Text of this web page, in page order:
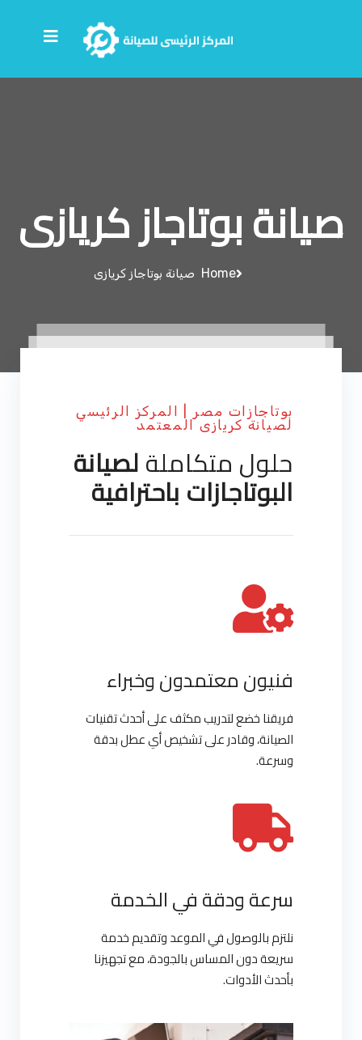
صيانة بوتاجاز كريازى
Home صيانة بوتاجاز كريازى
بوتاجازات مصر | المركز الرئيسي
لصيانة كريازى المعتمد
حلول متكاملةلصيانة
البوتاجازات باحترافية
فنيون معتمدون وخبراء
فريقنا خضع لتدريب مكثف على أحدث تقنيات
الصيانة، وقادر على تشخيص أي عطل بدقة
وسرعة.
سرعة ودقة في الخدمة
نلتزم بالوصول في الموعد وتقديم خدمة
سريعة دون المساس بالجودة، مع تجهيزنا
بأحدث الأدوات.